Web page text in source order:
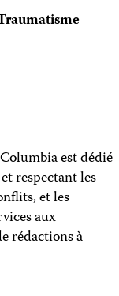
est dédié
respectant les
et les
aux
rédactions à